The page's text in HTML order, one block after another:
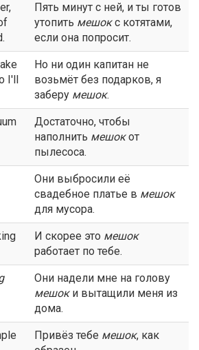
Пять минут с ней, и ты готов
утопить мешокс котятами,
если она попросит.
I'll
Но ни один капитан не
возьмёт без подарков, я
заберу мешок.
Достаточно, чтобы
наполнить мешокот
пылесоса.
Они выбросили её
свадебное платье в мешок
для мусора.
И скорее это мешок
работает по тебе.
Они надели мне на голову
мешоки вытащили меня из
дома.
Привёз тебе мешок, как